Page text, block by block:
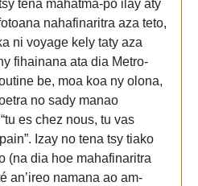
tena mahatma-po ilay aty
nahafinaritra aza teto,
ni voyage kely taty aza
fihainana ata dia Metro-
be, moa koa ny olona,
no sady manao
es chez nous, tu vas
Izay no tena tsy tiako
(na dia hoe mahafinaritra
an’ireo namana ao am-